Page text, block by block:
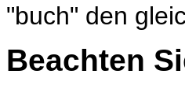
"buch" den
Beachten